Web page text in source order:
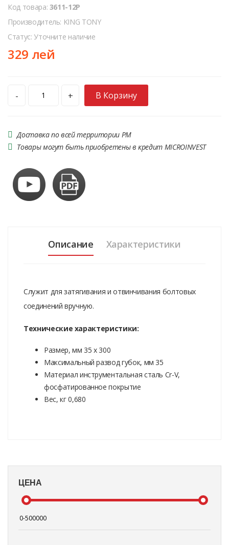
ЦЕНА
Код товара: 3611-12P
Производитель: KING TONY
Статус: Уточните наличие
329 лей
- + В Корзину
Доставка по всей территории РМ
Товары могут быть приобретены в кредит MICROINVEST
Описание Характеристики
Служит для затягивания и отвинчивания болтовых
соединений вручную.
Технические характеристики:
Размер, мм 35 х 300
Максимальный развод губок, мм 35
Материал инструментальная сталь Cr-V,
фосфатированное покрытие
Вес, кг 0,680